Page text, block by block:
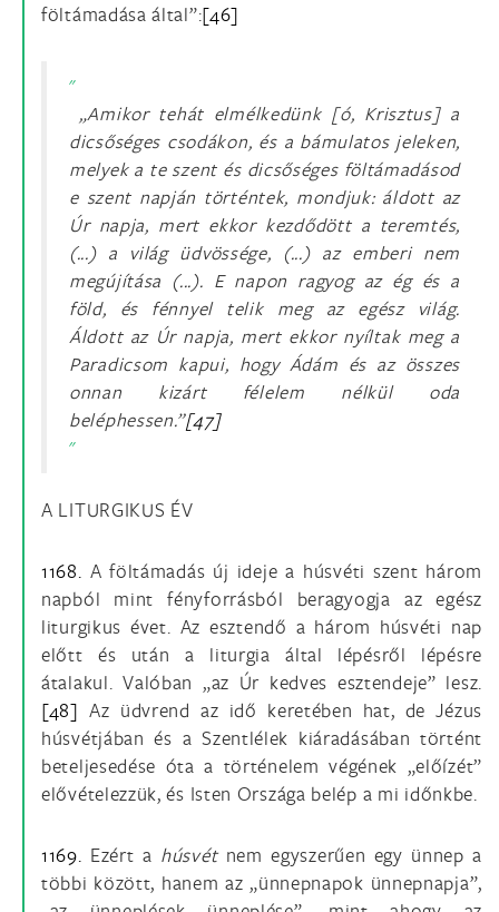
föltámadása által”:[46]
„Amikor tehát elmélkedünk [ó, Krisztus] a
dicsőséges csodákon, és a bámulatos jeleken,
melyek a te szent és dicsőséges föltámadásod
e szent napján történtek, mondjuk: áldott az
Úr napja, mert ekkor kezdődött a teremtés,
(...) a világ üdvössége, (...) az emberi nem
megújítása (...). E napon ragyog az ég és a
föld, és fénnyel telik meg az egész világ.
Áldott az Úr napja, mert ekkor nyíltak meg a
Paradicsom kapui, hogy Ádám és az összes
onnan kizárt félelem nélkül oda
beléphessen.”[47]
A LITURGIKUS ÉV
1168. A föltámadás új ideje a húsvéti szent három
napból mint fényforrásból beragyogja az egész
liturgikus évet. Az esztendő a három húsvéti nap
előtt és után a liturgia által lépésről lépésre
átalakul. Valóban „az Úr kedves esztendeje” lesz.
[48] Az üdvrend az idő keretében hat, de Jézus
húsvétjában és a Szentlélek kiáradásában történt
beteljesedése óta a történelem végének „előízét”
elővételezzük, és Isten Országa belép a mi időnkbe.
1169. Ezért a húsvét nem egyszerűen egy ünnep a
többi között, hanem az „ünnepnapok ünnepnapja”,